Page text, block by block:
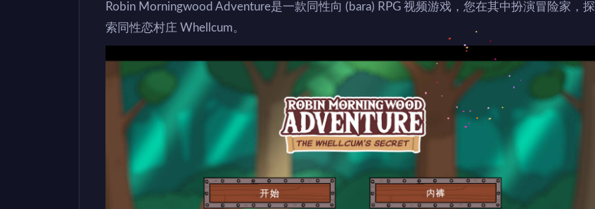
Robin Morningwood Adventure是一款同性向 (bara) RPG 视频游戏，您在其中扮演冒险家，探
索同性恋村庄 Whellcum。